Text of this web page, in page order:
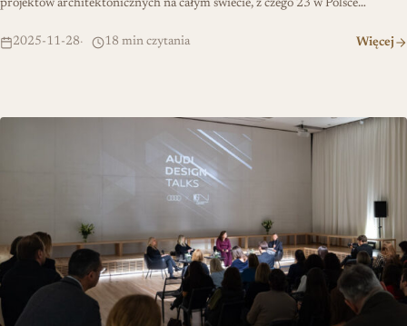
projektów architektonicznych na całym świecie, z czego 23 w Polsce…
2025-11-28 18 min czytania Więcej
Jak kobiety projektują nowe zasady z Audi Design Talks w MSN